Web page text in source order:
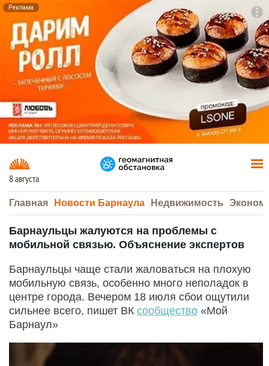
Реклама
8 августа
Главная Новости Барнаула Недвижимость
Барнаульцы жалуются на проблемы с
мобильной связью. Объяснение экспертов
Барнаульцы чаще стали жаловаться на плохую
мобильную связь, особенно много неполадок в
центре города. Вечером 18 июля сбои ощутили
сильнее всего, пишет ВК сообщество «Мой
Барнаул»